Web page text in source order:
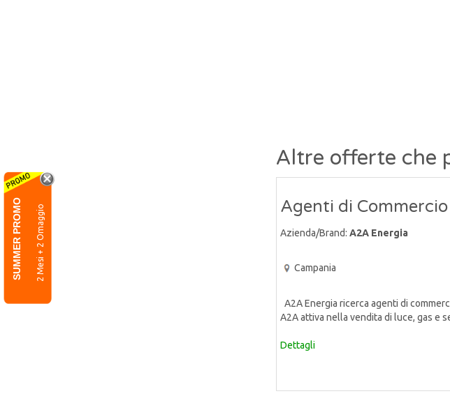
SUMMER PROMO 2 Mesi + 2 Omaggio
Altre offerte che
Agenti di
Azienda/Brand: A2A Energia
Campania
A2A Energia ricerca agenti di
A2A attiva nella vendita di luce, gas e
Dettagli